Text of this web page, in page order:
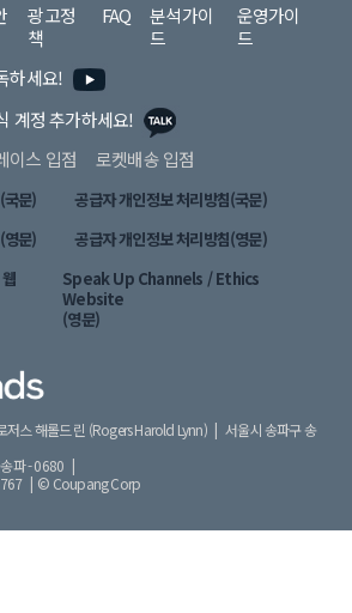
광고정
책
FAQ
분석가이
드
운영가이
드
하세요!
계정 추가하세요!
이스 입점 로켓배송 입점
국문)
공급자 개인정보 처리방침(국문)
영문)
공급자 개인정보 처리방침(영문)
Speak Up Channels / Ethics
Website
(영문)
저스 해롤드 린 (Rogers Harold Lynn) |서울시 송파구 송
파 - 0680 |
| © Coupang Corp